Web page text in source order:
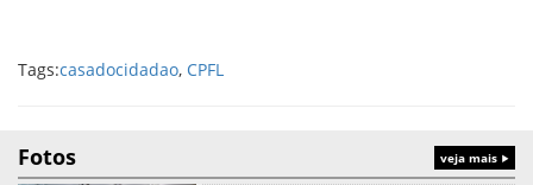
Tags:casadocidadao, CPFL
Fotos veja mais